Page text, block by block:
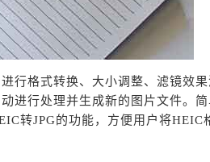
行格式转换、大小调整、滤镜效果
进行处理并生成新的图片文件。
转JPG的功能，方便用户将HEIC